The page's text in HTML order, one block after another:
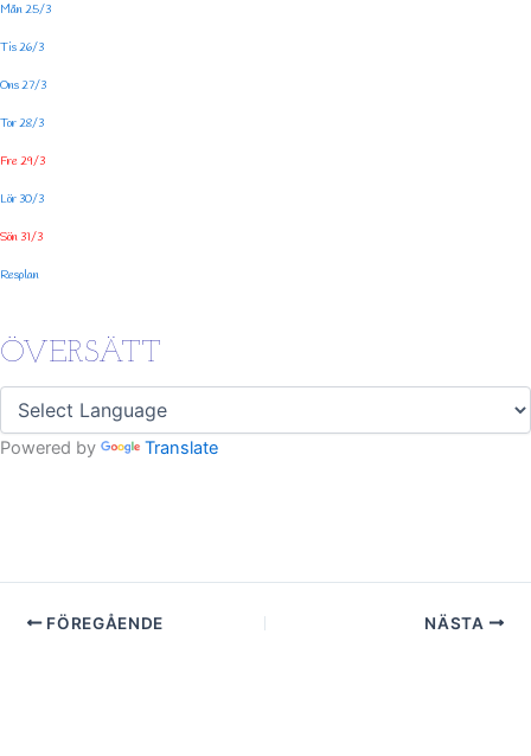
Mån 25/3
Tis 26/3
Ons 27/3
Tor 28/3
Fre 29/3
Lör 30/3
Sön 31/3
Resplan
ÖVERSÄTT
Powered by Translate
FÖREGÅENDE NÄSTA